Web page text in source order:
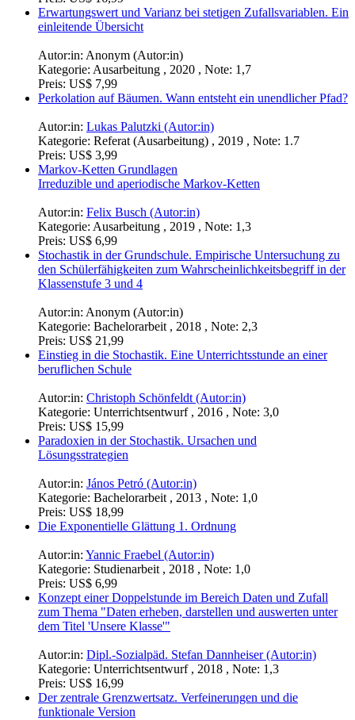
Erwartungswert und Varianz bei stetigen Zufallsvariablen. Ein
einleitende Übersicht
Autor:in: Anonym (Autor:in)
Kategorie: Ausarbeitung , 2020 , Note: 1,7
Preis: US$ 7,99
Perkolation auf Bäumen. Wann entsteht ein unendlicher Pfad?
Autor:in: Lukas Palutzki (Autor:in)
Kategorie: Referat (Ausarbeitung) , 2019 , Note: 1.7
Preis: US$ 3,99
Markov-Ketten Grundlagen
Irreduzible und aperiodische Markov-Ketten
Autor:in: Felix Busch (Autor:in)
Kategorie: Ausarbeitung , 2019 , Note: 1,3
Preis: US$ 6,99
Stochastik in der Grundschule. Empirische Untersuchung zu
den Schülerfähigkeiten zum Wahrscheinlichkeitsbegriff in der
Klassenstufe 3 und 4
Autor:in: Anonym (Autor:in)
Kategorie: Bachelorarbeit , 2018 , Note: 2,3
Preis: US$ 21,99
Einstieg in die Stochastik. Eine Unterrichtsstunde an einer
beruflichen Schule
Autor:in: Christoph Schönfeldt (Autor:in)
Kategorie: Unterrichtsentwurf , 2016 , Note: 3,0
Preis: US$ 15,99
Paradoxien in der Stochastik. Ursachen und
Lösungsstrategien
Autor:in: János Petró (Autor:in)
Kategorie: Bachelorarbeit , 2013 , Note: 1,0
Preis: US$ 18,99
Die Exponentielle Glättung 1. Ordnung
Autor:in: Yannic Fraebel (Autor:in)
Kategorie: Studienarbeit , 2018 , Note: 1,0
Preis: US$ 6,99
Konzept einer Doppelstunde im Bereich Daten und Zufall
zum Thema "Daten erheben, darstellen und auswerten unter
dem Titel 'Unsere Klasse'"
Autor:in: Dipl.-Sozialpäd. Stefan Dannheiser (Autor:in)
Kategorie: Unterrichtsentwurf , 2018 , Note: 1,3
Preis: US$ 16,99
Der zentrale Grenzwertsatz. Verfeinerungen und die
funktionale Version